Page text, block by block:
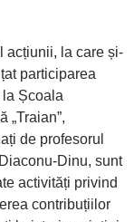
acțiunii, la care și-
participarea
Școala
„Traian”,
de profesorul
Dinu, sunt
activități privind
contribuțiilor